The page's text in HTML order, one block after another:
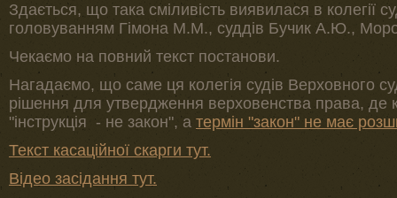
Здається, що така сміливість виявилася в колегії
головуванням Гімона М.М., суддів Бучик А.Ю.,
Чекаємо на повний текст постанови.
Нагадаємо, що саме ця колегія судів Верховного
рішення для утвердження верховенства права, де
"інструкція - не закон", а термін "закон" не має
Текст касаційної скарги тут.
Відео засідання тут.